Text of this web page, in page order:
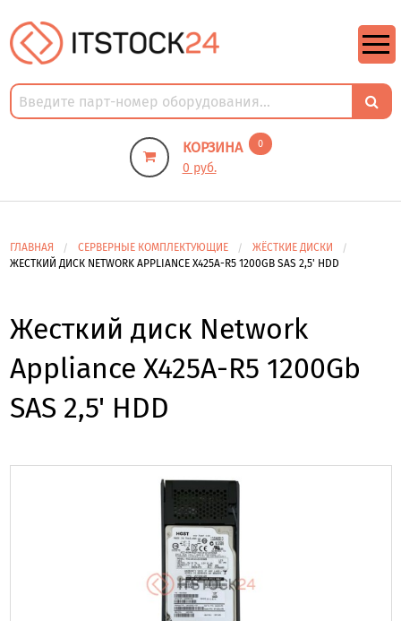
КОРЗИНА 0
0 руб.
ГЛАВНАЯ СЕРВЕРНЫЕ КОМПЛЕКТУЮЩИЕ
ЖЁСТКИЕ ДИСКИ
ЖЕСТКИЙ ДИСК NETWORK APPLIANCE X425A-R5 1200GB SAS 2,5' HDD
Жесткий диск Network
Appliance X425A-R5 1200Gb
SAS 2,5' HDD